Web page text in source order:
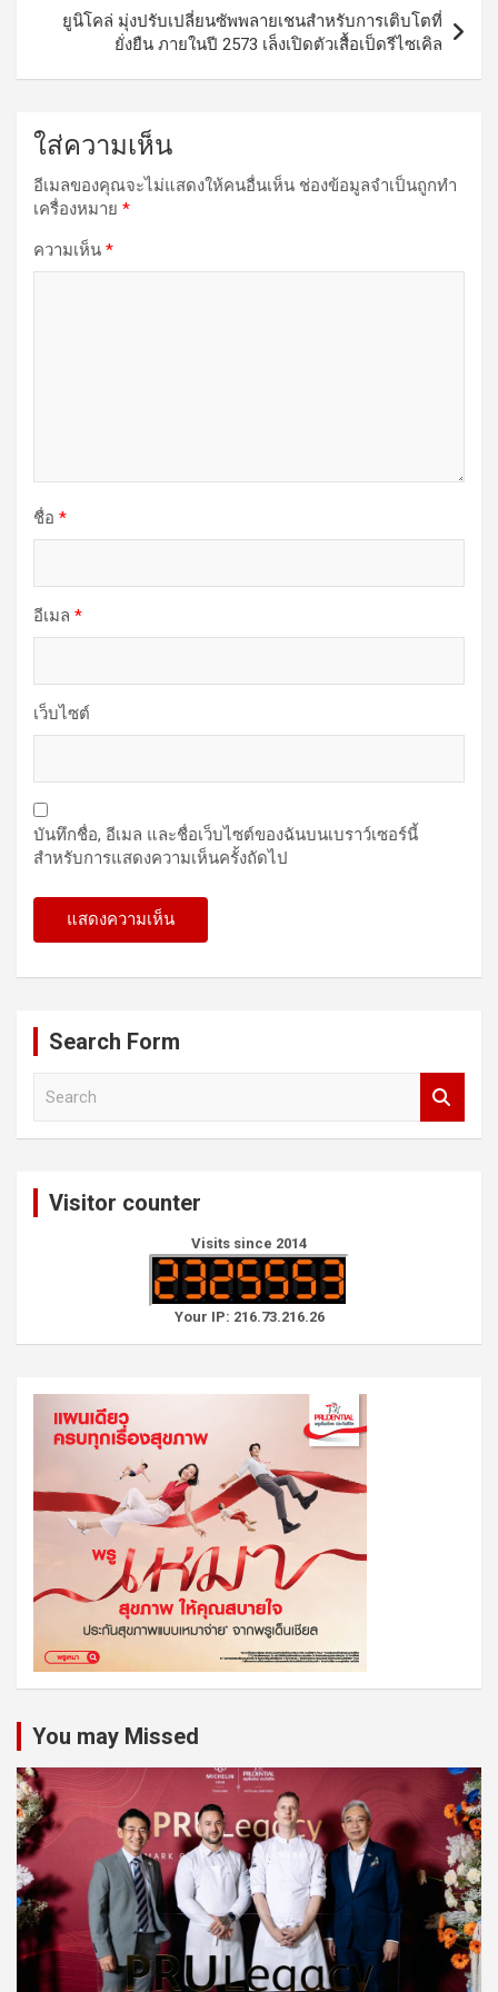
ยูนิโคล่ มุ่งปรับเปลี่ยนซัพพลายเชนสำหรับการเติบโตที่
ยั่งยืน ภายในปี 2573 เล็งเปิดตัวเสื้อเป็ดรีไซเคิล
ใส่ความเห็น
อีเมลของคุณจะไม่แสดงให้คนอื่นเห็น ช่องข้อมูลจำเป็นถูกทำ
เครื่องหมาย *
ความเห็น *
ชื่อ *
อีเมล *
เว็บไซต์
บันทึกชื่อ, อีเมล และชื่อเว็บไซต์ของฉันบนเบราว์เซอร์นี้
สำหรับการแสดงความเห็นครั้งถัดไป
Search Form
Visitor counter
Visits since 2014
Your IP: 216.73.216.26
You may Missed